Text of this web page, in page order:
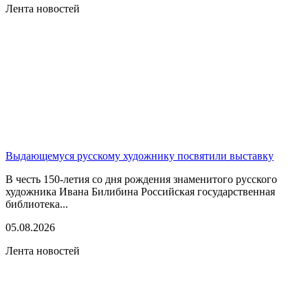
Лента новостей
Выдающемуся русскому художнику посвятили выставку
В честь 150-летия со дня рождения знаменитого русского
художника Ивана Билибина Российская государственная
библиотека...
05.08.2026
Лента новостей